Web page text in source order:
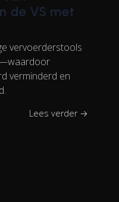
de VS met
vervoerderstools
verminderd en
Lees verder →